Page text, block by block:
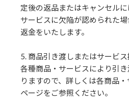
定後の返品またはキャンセル
サービスに欠陥が認められた
返金をいたします。
5. 商品引き渡しまたはサービ
各種商品・サービスにより引
りますので、詳しくは各商品
ページをご参照ください。